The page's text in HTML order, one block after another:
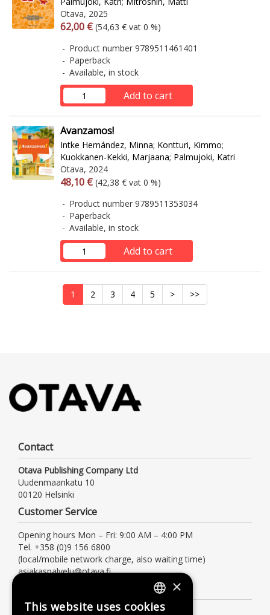
Otava, 2025
Arvonlisäverollinen hinta
62,00 € Excl. vat
(54,63 € vat 0 %)
Product number 9789511461401
Paperback
Available, in stock
Add to cart
Avanzamos!
Intke Hernández, Minna; Kontturi, Kimmo;
Kuokkanen-Kekki, Marjaana; Palmujoki, Katri
Otava, 2024
Arvonlisäverollinen hinta
48,10 € Excl. vat
(42,38 € vat 0 %)
Product number 9789511353034
Paperback
Available, in stock
Add to cart
1 2 3 4 5 > >>
Contact
Otava Publishing Company Ltd
Uudenmaankatu 10
00120 Helsinki
Customer Service
Opening hours Mon – Fri: 9:00 AM – 4:00 PM
Tel. +358 (0)9 156 6800
(local/mobile network charge, also waiting time)
asiakaspalvelu@otava.fi
Terms of delivery FINNISH
×
This website uses cookies